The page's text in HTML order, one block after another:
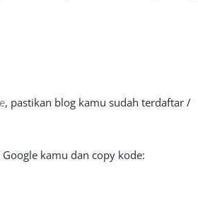
, pastikan blog kamu sudah terdaftar /
Google kamu dan copy kode: